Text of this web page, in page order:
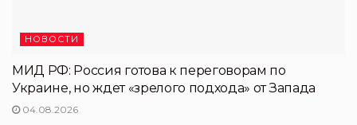
НОВОСТИ
МИД РФ: Россия готова к переговорам по
Украине, но ждет «зрелого подхода» от Запада
04.08.2026